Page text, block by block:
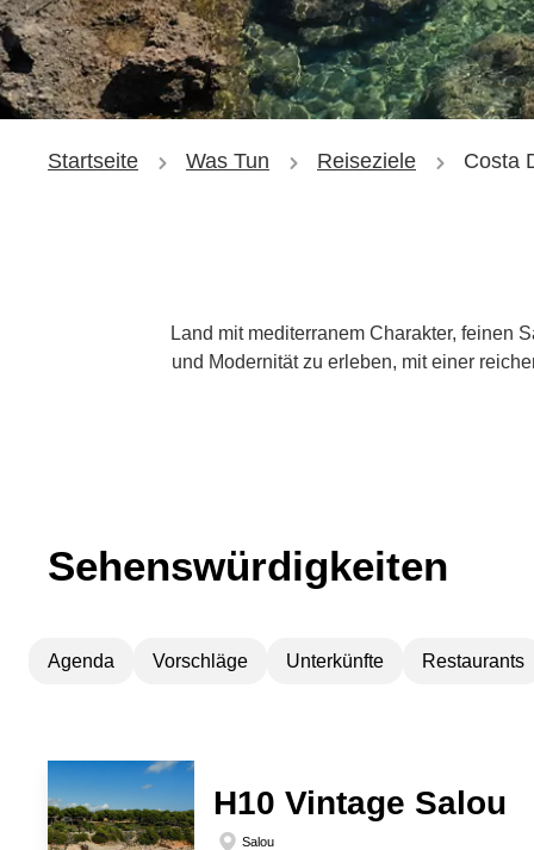
Startseite Was Tun Reiseziele Costa
Land mit mediterranem Charakter, feinen
und Modernität zu erleben, mit einer
Sehenswürdigkeiten
Agenda Vorschläge Unterkünfte Restaurants
H10 Vintage Salou
Salou